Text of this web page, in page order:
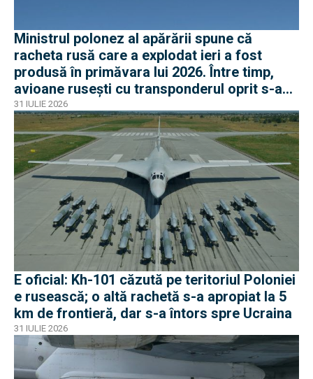
Ministrul polonez al apărării spune că
racheta rusă care a explodat ieri a fost
produsă în primăvara lui 2026. Între timp,
avioane rusești cu transponderul oprit s-au
apropiat de frontiera Poloniei
31 IULIE 2026
E oficial: Kh-101 căzută pe teritoriul Poloniei
e rusească; o altă rachetă s-a apropiat la 5
km de frontieră, dar s-a întors spre Ucraina
31 IULIE 2026